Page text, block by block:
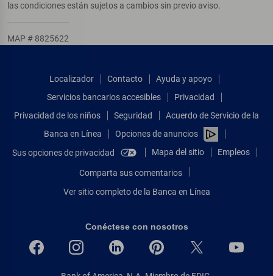
las condiciones están sujetos a cambios sin previo aviso.
MAP # 8825622
Localizador Contacto
Ayuda y apoyo
Servicios bancarios accesibles
Privacidad
Privacidad de los niños
Seguridad
Acuerdo de Servicio de la
Banca en Línea
Opciones de anuncios
Sus opciones de privacidad
Mapa del sitio Empleos
Comparta sus comentarios
Ver sitio completo de la Banca en Línea
Conéctese con nosotros